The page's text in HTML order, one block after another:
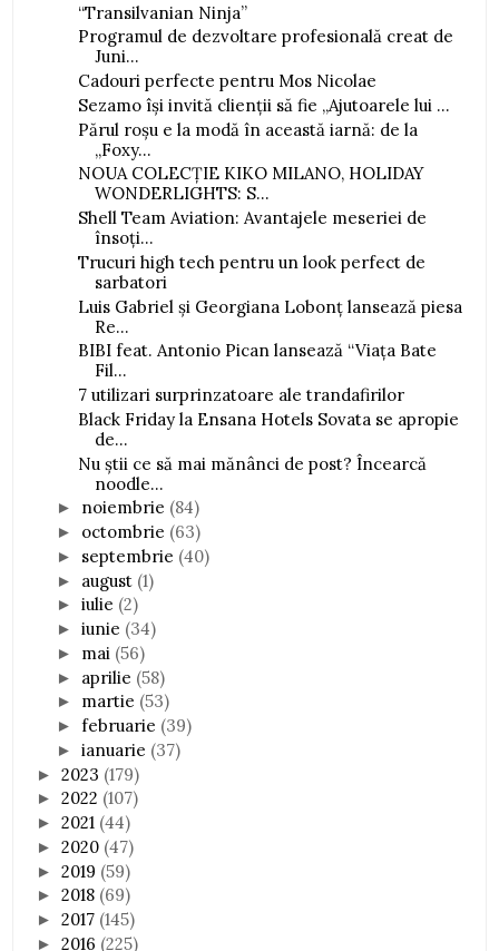
“Transilvanian Ninja”
Programul de dezvoltare profesională creat de
Juni...
Cadouri perfecte pentru Mos Nicolae
Sezamo își invită clienții să fie „Ajutoarele lui ...
Părul roșu e la modă în această iarnă: de la
„Foxy...
NOUA COLECȚIE KIKO MILANO, HOLIDAY
WONDERLIGHTS: S...
Shell Team Aviation: Avantajele meseriei de
însoți...
Trucuri high tech pentru un look perfect de
sarbatori
Luis Gabriel și Georgiana Lobonț lansează piesa
Re...
BIBI feat. Antonio Pican lansează “Viața Bate
Fil...
7 utilizari surprinzatoare ale trandafirilor
Black Friday la Ensana Hotels Sovata se apropie
de...
Nu știi ce să mai mănânci de post? Încearcă
noodle...
► noiembrie (84)
► octombrie (63)
► septembrie (40)
► august (1)
►iulie (2)
►iunie (34)
► mai (56)
► aprilie (58)
► martie (53)
►februarie (39)
►ianuarie (37)
►2023 (179)
►2022 (107)
►2021 (44)
►2020 (47)
►2019 (59)
►2018 (69)
►2017 (145)
►2016 (225)